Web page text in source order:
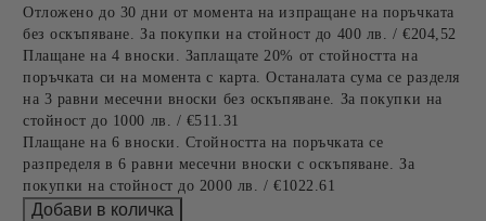
Отложено до 30 дни от момента на изпращане на поръчката
без оскъпяване. За покупки на стойност до 400 лв. / €204,52
Плащане на 4 вноски. Заплащате 20% от стойността на
поръчката си на момента с карта. Останалата сума се разделя
на 3 равни месечни вноски без оскъпяване. За покупки на
стойност до 1000 лв. / €511.31
Плащане на 6 вноски. Стойността на поръчката се
разпределя в 6 равни месечни вноски с оскъпяване. За
покупки на стойност до 2000 лв. / €1022.61